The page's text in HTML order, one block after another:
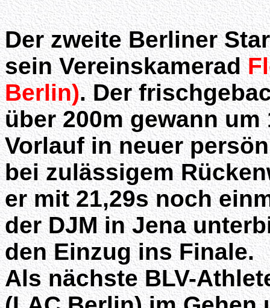
Der zweite Berliner
sein Vereinskamerad
Berlin). Der
über 200m gewann
Vorlauf in neuer
bei zulässigem
er mit 21,29s noch
der DJM in Jena
den Einzug ins Finale.
Als nächste BLV-